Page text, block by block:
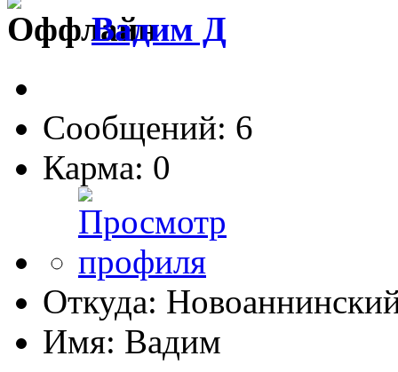
Вадим Д
Сообщений: 6
Карма: 0
Откуда:
Имя: Вадим